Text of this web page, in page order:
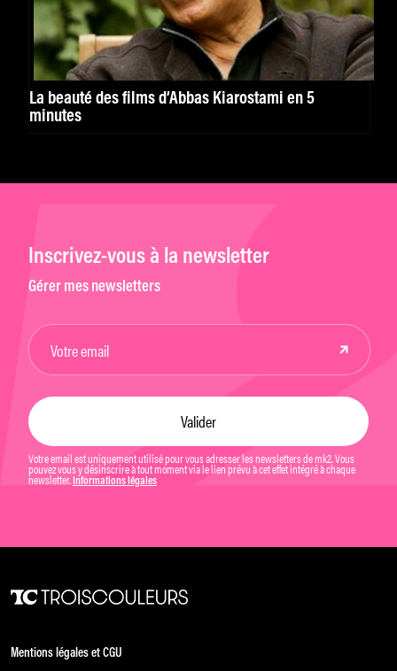
La beauté des films d’Abbas Kiarostami en 5
minutes
Inscrivez-vous à la newsletter
Gérer mes newsletters
Votre email est uniquement utilisé pour vous adresser les newsletters de mk2. Vous
pouvez vous y désinscrire à tout moment via le lien prévu à cet effet intégré à chaque
newsletter. Informations légales
Mentions légales et CGU